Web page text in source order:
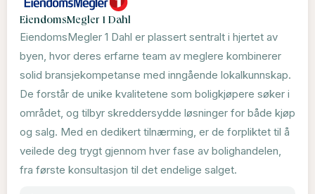
EiendomsMegler 1 Dahl
EiendomsMegler 1 Dahl er plassert sentralt i hjertet av
byen, hvor deres erfarne team av meglere kombinerer
solid bransjekompetanse med inngående lokalkunnskap.
De forstår de unike kvalitetene som boligkjøpere søker i
området, og tilbyr skreddersydde løsninger for både kjøp
og salg. Med en dedikert tilnærming, er de forpliktet til å
veilede deg trygt gjennom hver fase av bolighandelen,
fra første konsultasjon til det endelige salget.